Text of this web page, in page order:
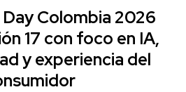
Colombia 2026
17 con foco en IA,
y experiencia del